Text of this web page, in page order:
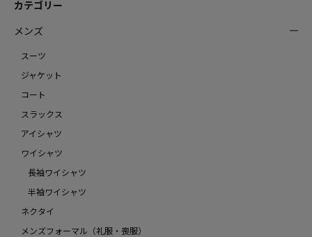
カテゴリー
メンズ
スーツ
ジャケット
コート
スラックス
アイシャツ
ワイシャツ
長袖ワイシャツ
半袖ワイシャツ
ネクタイ
メンズフォーマル（礼服・喪服）